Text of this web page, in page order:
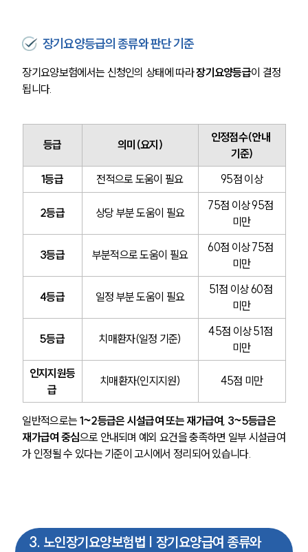
장기요양등급의 종류와 판단 기준
장기요양보험에서는 신청인의 상태에 따라 장기요양등급이 결정
됩니다.
등급 의미(요지)
인정점수(안내
기준)
1등급
전적으로 도움이 필요 95점 이상
2등급 상당 부분 도움이 필요
75점 이상 95점
미만
3등급 부분적으로 도움이 필요
60점 이상 75점
미만
4등급 일정 부분 도움이 필요
51점 이상 60점
미만
5등급 치매환자(일정 기준)
45점 이상 51점
미만
인지지원등
급
치매환자(인지지원) 45점 미만
일반적으로는 1~2등급은 시설급여 또는 재가급여, 3~5등급은
재가급여 중심으로 안내되며 예외 요건을 충족하면 일부 시설급여
가 인정될 수 있다는 기준이 고시에서 정리되어 있습니다.
3. 노인장기요양보험법 | 장기요양급여 종류와